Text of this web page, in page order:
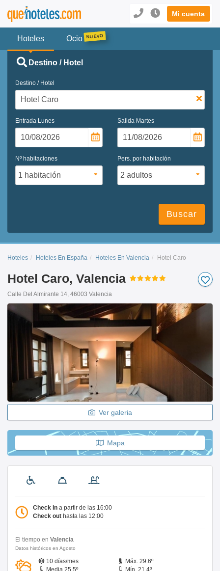
Mi cuenta
Hoteles Ocio
Destino / Hotel
Destino / Hotel
Entrada Lunes Salida Martes
Nº habitaciones Pers. por habitación
Buscar
Hoteles Hoteles En España Hoteles En Valencia Hotel Caro
Hotel Caro, Valencia
Calle Del Almirante 14, 46003 Valencia
Ver galeria
Mapa
Check in a partir de las 16:00
Check out hasta las 12:00
El tiempo en Valencia
Datos históricos en Agosto
10 días/mes
Máx. 29.6º
Media 25.5º
Mín. 21.4º